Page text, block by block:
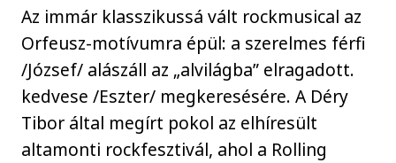
Az immár klasszikussá vált rockmusical az
Orfeusz-motívumra épül: a szerelmes férfi
/József/ alászáll az „alvilágba” elragadott.
kedvese /Eszter/ megkeresésére. A Déry
Tibor által megírt pokol az elhíresült
altamonti rockfesztivál, ahol a Rolling